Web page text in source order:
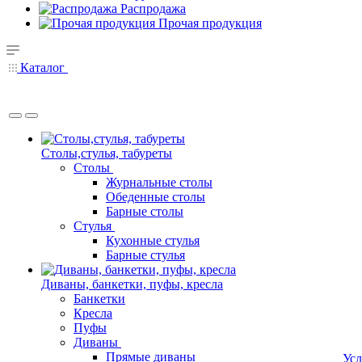
Распродажа
Прочая продукция
Каталог
Столы,стулья, табуреты
Столы
Журнальные столы
Обеденные столы
Барные столы
Стулья
Кухонные стулья
Барные стулья
Диваны, банкетки, пуфы, кресла
Банкетки
Кресла
Пуфы
Диваны
Прямые диваны